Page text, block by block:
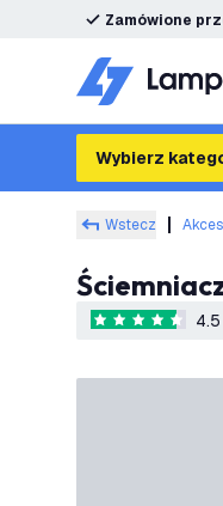
Zamówione
Wybierz
Wstecz
4.5 Gwiazdki